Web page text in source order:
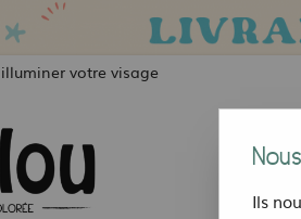
votre visage
Ils